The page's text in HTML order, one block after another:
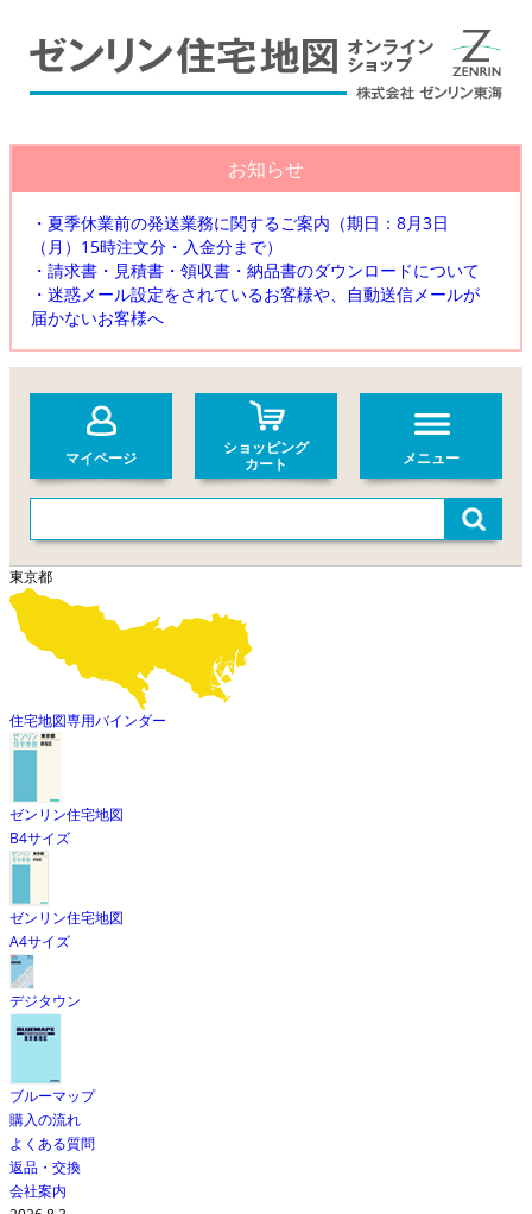
お知らせ
・夏季休業前の発送業務に関するご案内（期日：8月3日
（月）15時注文分・入金分まで）
・請求書・見積書・領収書・納品書のダウンロードについて
・迷惑メール設定をされているお客様や、自動送信メールが
届かないお客様へ
マイページ
ショッピング
カート
メニュー
東京都
住宅地図専用バインダー
ゼンリン住宅地図
B4サイズ
ゼンリン住宅地図
A4サイズ
デジタウン
ブルーマップ
購入の流れ
よくある質問
返品・交換
会社案内